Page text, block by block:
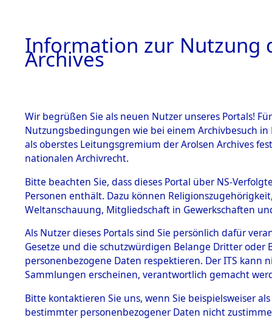
BESTÄNDE
1.
Inhaftierungsdoku
mente
1.2.9 Beim ITS
Effekten
1.2.9.1
Effekten aus
dem KZ
Dachau
1.2.9.2
Effekten aus
dem KZ
0001
Information zur Nutzung
Archives
Wir begrüßen Sie als neuen Nutzer unseres Portals!
Nutzungsbedingungen wie bei einem Archivbesuch
als oberstes Leitungsgremium der Arolsen Archives
nationalen Archivrecht.
Bitte beachten Sie, dass dieses Portal über NS-
Personen enthält. Dazu können
Weltanschauung, Mitgliedschaft in Gewerkschaften
Als Nutzer dieses Portals sind Sie persönlich dafür
Gesetze und die schutzwürdigen Belange Dritter
personenbezogene Daten respektieren. Der ITS
Sammlungen erscheinen, verantwortlich gemacht
Bitte kontaktieren Sie uns, wenn Sie beispielsweiser
bestimmter personenbezogener Daten nicht